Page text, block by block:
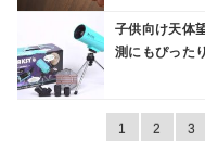
子供向け天体
測にもぴったり
1 2 3